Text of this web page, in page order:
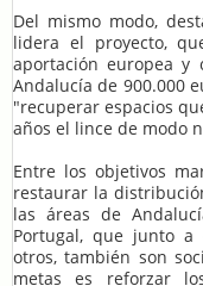
Del mismo modo,
lidera el proyecto,
aportación europea
Andalucía de 900.000
"recuperar espacios
años el lince de modo
Entre los objetivos
restaurar la
las áreas de
Portugal, que junto a
otros, también son
metas es reforzar